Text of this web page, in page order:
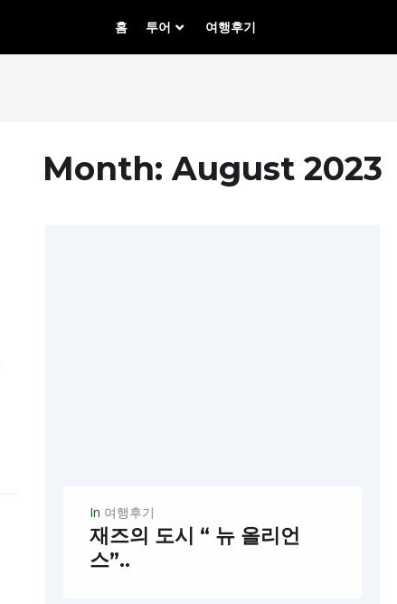
홈 투어 여행후기
Month:August 2023
In 여행후기
재즈의 도시 “ 뉴 올리언
스”..